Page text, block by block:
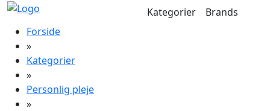
Kategorier
Brands
Forside
»
Kategorier
»
Personlig pleje
»